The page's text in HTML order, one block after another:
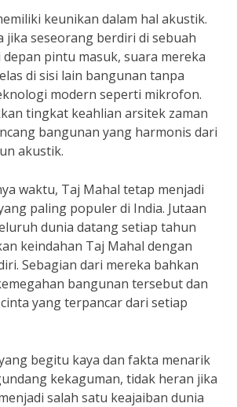
keunikan dalam hal akustik.
jika seseorang berdiri di sebuah
pintu masuk, suara mereka
di sisi lain bangunan tanpa
modern seperti mikrofon.
tingkat keahlian arsitek zaman
bangunan yang harmonis dari
akustik.
waktu, Taj Mahal tetap menjadi
paling populer di India. Jutaan
dunia datang setiap tahun
keindahan Taj Mahal dengan
Sebagian dari mereka bahkan
bangunan tersebut dan
yang terpancar dari setiap
begitu kaya dan fakta menarik
kekaguman, tidak heran jika
salah satu keajaiban dunia